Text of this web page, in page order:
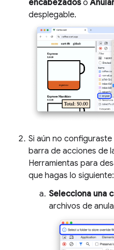
encabezadoso
desplegable.
Si aún no
barra de acciones de
Herramientas para
que hagas lo siguiente:
Selecciona una
archivos de